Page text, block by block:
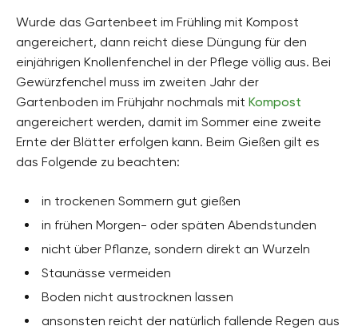
Wurde das Gartenbeet im Frühling mit Kompost
angereichert, dann reicht diese Düngung für den
einjährigen Knollenfenchel in der Pflege völlig aus. Bei
Gewürzfenchel muss im zweiten Jahr der
Gartenboden im Frühjahr nochmals mit Kompost
angereichert werden, damit im Sommer eine zweite
Ernte der Blätter erfolgen kann. Beim Gießen gilt es
das Folgende zu beachten:
in trockenen Sommern gut gießen
in frühen Morgen- oder späten Abendstunden
nicht über Pflanze, sondern direkt an Wurzeln
Staunässe vermeiden
Boden nicht austrocknen lassen
ansonsten reicht der natürlich fallende Regen aus